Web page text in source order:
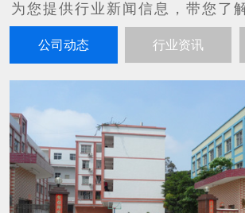
公司动态 行业资讯